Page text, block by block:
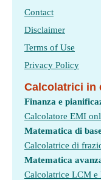
Contact
Disclaimer
Terms of Use
Privacy Policy
Calcolatrici in
Finanza e
Calcolatore EMI
Matematica di
Calcolatrice di
Matematica
Calcolatrice LCM e